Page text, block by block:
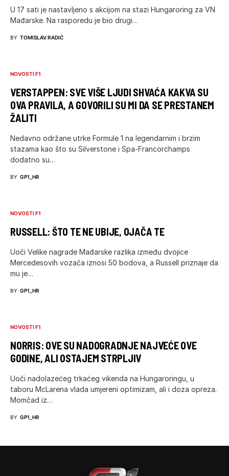
U 17 sati je nastavljeno s akcijom na stazi Hungaroring za VN
Mađarske. Na rasporedu je bio drugi…
BY TOMISLAV RADIĆ
NOVOSTI F1
VERSTAPPEN: SVE VIŠE LJUDI SHVAĆA KAKVA SU
OVA PRAVILA, A GOVORILI SU MI DA SE PRESTANEM
ŽALITI
Nedavno održane utrke Formule 1 na legendarnim i brzim
stazama kao što su Silverstone i Spa-Francorchamps
dodatno su…
BY GP1_HR
NOVOSTI F1
RUSSELL: ŠTO TE NE UBIJE, OJAČA TE
Uoči Velike nagrade Mađarske razlika između dvojice
Mercedesovih vozača iznosi 50 bodova, a Russell priznaje da
mu je…
BY GP1_HR
NOVOSTI F1
NORRIS: OVE SU NADOGRADNJE NAJVEĆE OVE
GODINE, ALI OSTAJEM STRPLJIV
Uoči nadolazećeg trkaćeg vikenda na Hungaroringu, u
taboru McLarena vlada umjereni optimizam, ali i doza opreza.
Momčad iz…
BY GP1_HR